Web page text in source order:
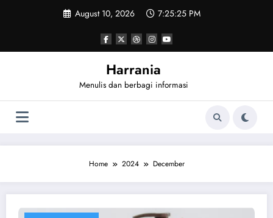
August 10, 2026 7:25:25 PM
Harrania
Menulis dan berbagi informasi
Home 2024 December